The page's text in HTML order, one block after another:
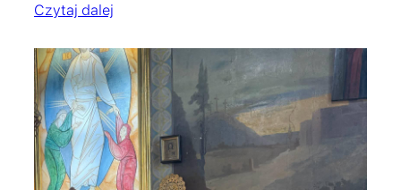
Czytaj dalej